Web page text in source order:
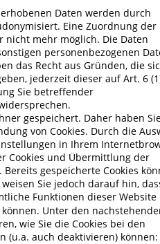
Daten werden durch
Eine Zuordnung der
nicht mehr möglich. Die Daten
personenbezogenen
das Recht aus Gründen, die
jederzeit dieser auf Art. 6
Sie betreffender
gespeichert. Daher haben
von Cookies. Durch die
in Ihrem
Cookies und Übermittlung der
gespeicherte Cookies
Sie jedoch darauf hin,
Funktionen dieser Website
Unter den
wie Sie die Cookies bei den
(u.a. auch deaktivieren) können: